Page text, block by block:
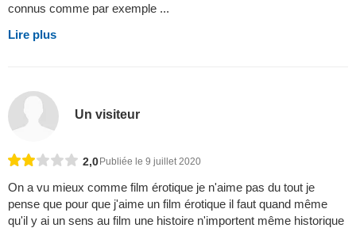
connus comme par exemple ...
Lire plus
Un visiteur
2,0 Publiée le 9 juillet 2020
On a vu mieux comme film érotique je n'aime pas du tout je
pense que pour que j'aime un film érotique il faut quand même
qu'il y ai un sens au film une histoire n'importent même historique